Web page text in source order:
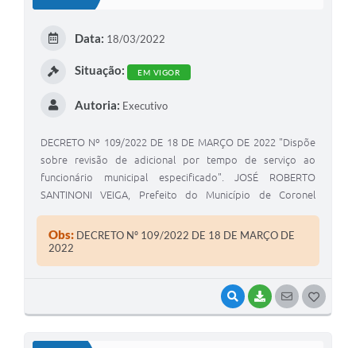
VISUALIZAR
BAIXARSEGUIR
Data: 18/03/2022
Situação: EM VIGOR
Autoria: Executivo
DECRETO Nº 109/2022 DE 18 DE MARÇO DE 2022 "Dispõe
sobre revisão de adicional por tempo de serviço ao
funcionário municipal especificado". JOSÉ ROBERTO
SANTINONI VEIGA, Prefeito do Município de Coronel
legais de seu cargo.
Obs: DECRETO Nº 109/2022 DE 18 DE MARÇO DE
2022